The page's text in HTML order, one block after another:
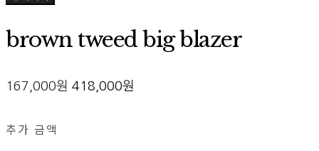
brown tweed big blazer
167,000원 418,000원
추가 금액